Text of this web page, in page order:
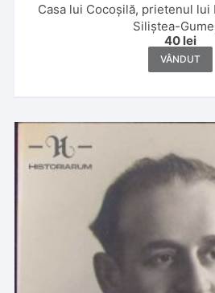
Casa lui Cocoșilă, prietenul lui
Siliștea-
40 lei
VÂNDUT